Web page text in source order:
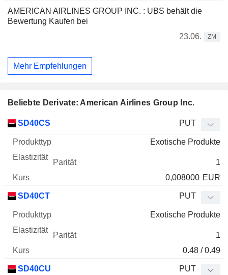
AMERICAN AIRLINES GROUP INC. : UBS behält die
Bewertung Kaufen bei
23.06.
ZM
Mehr Empfehlungen
Beliebte Derivate: American Airlines Group Inc.
WKN Typ
SD40CS PUT
Exotische Produkte
1
0,008000 EUR
SD40CT PUT
Exotische Produkte
1
0.48 / 0.49
SD40CU PUT